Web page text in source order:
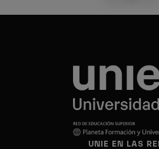
UNIE EN LAS